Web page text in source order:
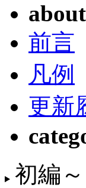
about
前言
凡例
更新
初編